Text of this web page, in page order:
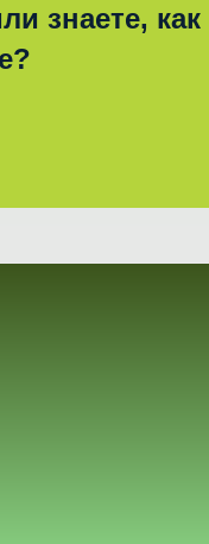
знаете, как